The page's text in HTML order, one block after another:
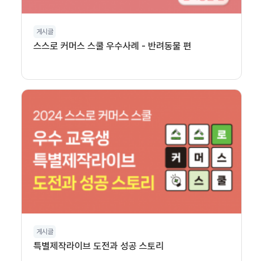
게시글
스스로 커머스 스쿨 우수사례 - 반려동물 편
게시글
특별제작라이브 도전과 성공 스토리